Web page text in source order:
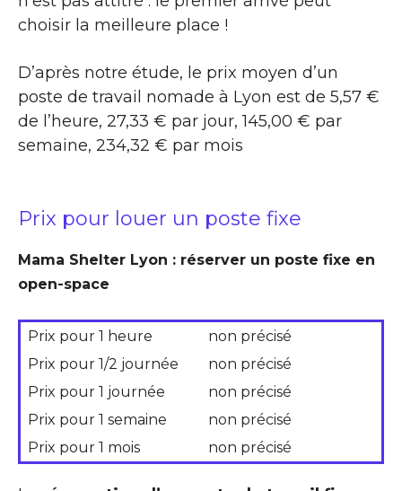
choisir la meilleure place !
D’après notre étude, le prix moyen d’un
poste de travail nomade à Lyon est de 5,57 €
de l’heure, 27,33 € par jour, 145,00 € par
semaine, 234,32 € par mois
Prix pour louer un poste fixe
Mama Shelter Lyon : réserver un poste fixe en
open-space
Prix pour 1 heure
non précisé
Prix pour 1/2 journée
non précisé
Prix pour 1 journée
non précisé
Prix pour 1 semaine
non précisé
Prix pour 1 mois
non précisé